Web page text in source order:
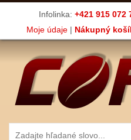
Infolinka: +421 915 072
Moje údaje| Nákupný